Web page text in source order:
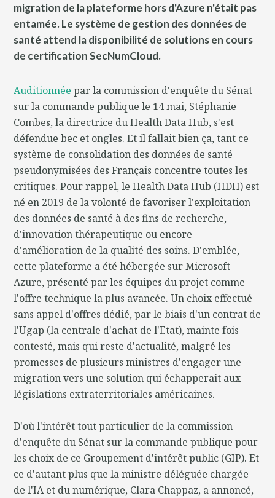
migration de la plateforme hors d'Azure n'était pas
entamée. Le système de gestion des données de
santé attend la disponibilité de solutions en cours
de certification SecNumCloud.
Auditionnée par la commission d'enquête du Sénat
sur la commande publique le 14 mai, Stéphanie
Combes, la directrice du Health Data Hub, s'est
défendue bec et ongles. Et il fallait bien ça, tant ce
système de consolidation des données de santé
pseudonymisées des Français concentre toutes les
critiques. Pour rappel, le Health Data Hub (HDH) est
né en 2019 de la volonté de favoriser l'exploitation
des données de santé à des fins de recherche,
d'innovation thérapeutique ou encore
d'amélioration de la qualité des soins. D'emblée,
cette plateforme a été hébergée sur Microsoft
Azure, présenté par les équipes du projet comme
l'offre technique la plus avancée. Un choix effectué
sans appel d'offres dédié, par le biais d'un contrat de
l'Ugap (la centrale d'achat de l'Etat), mainte fois
contesté, mais qui reste d'actualité, malgré les
promesses de plusieurs ministres d'engager une
migration vers une solution qui échapperait aux
législations extraterritoriales américaines.
D'où l'intérêt tout particulier de la commission
d'enquête du Sénat sur la commande publique pour
les choix de ce Groupement d'intérêt public (GIP). Et
ce d'autant plus que la ministre déléguée chargée
de l'IA et du numérique, Clara Chappaz, a annoncé,